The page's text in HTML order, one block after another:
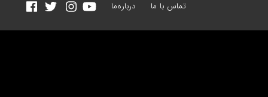
تماس با ما درباره‌ما